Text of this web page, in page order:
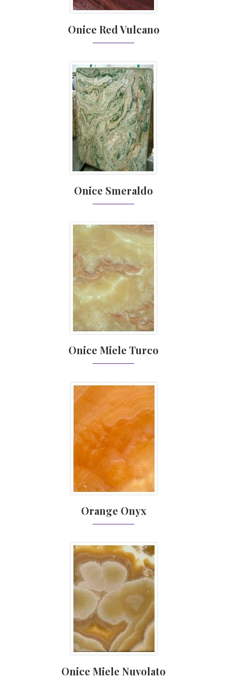
Onice Red Vulcano
Onice Smeraldo
Onice Miele Turco
Orange Onyx
Onice Miele Nuvolato